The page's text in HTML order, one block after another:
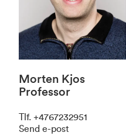
Morten Kjos
Professor
Tlf. +4767232951
Send e-post